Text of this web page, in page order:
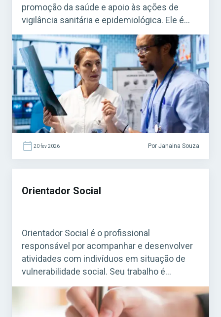
promoção da saúde e apoio às ações de
vigilância sanitária e epidemiológica. Ele é
fundamental para o funcionamento do
Sistema Único de Saúde (SUS). Acesse agora
o Curso Grátis INSS 2026! O cargo é bastante
procurado em concursos federais, estaduais
e municipais, […]
20 fev 2026 Por Janaina Souza
Orientador Social
Orientador Social é o profissional
responsável por acompanhar e desenvolver
atividades com indivíduos em situação de
vulnerabilidade social. Seu trabalho é
essencial em programas de assistência
social mantidos por prefeituras e governos,
especialmente em Centros de Referência de